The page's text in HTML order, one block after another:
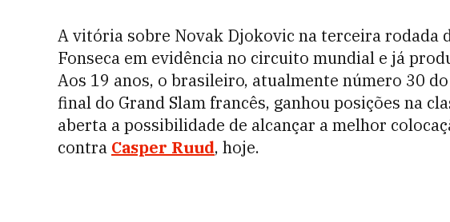
A vitória sobre Novak Djokovic na terceira rodada
Fonseca em evidência no circuito mundial e já
Aos 19 anos, o brasileiro, atualmente número 30
final do Grand Slam francês, ganhou posições na
aberta a possibilidade de alcançar a melhor
contra Casper Ruud, hoje.